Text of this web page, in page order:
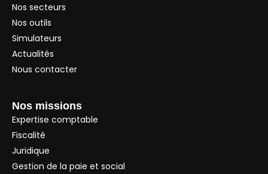
Nos secteurs
Nos outils
Simulateurs
Actualités
Nous contacter
Nos missions
Expertise comptable
Fiscalité
Juridique
Gestion de la paie et social